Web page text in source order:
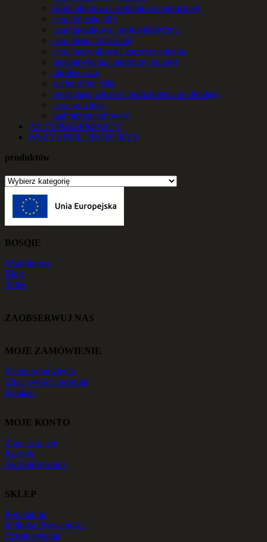
skóra atopowa i skłonna do podrażnień
cera dojrzała 40+
cera trądzikowa i problematyczna
cera tłusta i mieszana
cera naczynkowa i zaczerwienienia
przebarwienia i nierówny koloryt
okolice oczu
sucha skóra ciała
wrastające włoski i podrażnienia po depilacji
cera wrażliwa
nadmierna potliwość
ANTYPERSPIRANTY
WSZYSTKIE PRODUKTY
produktów
BOSQIE
Współpraca
Blog
Sklep
ZAOBSERWUJ NAS
MOJE ZAMÓWIENIE
Status zamówienia
Chcę zwrócić produkt
Kontakt
MOJE KONTO
Zarejestruj się
Koszyk
Szczegóły konta
SKLEP
Regulamin
Polityka Prywatności
Częste pytania